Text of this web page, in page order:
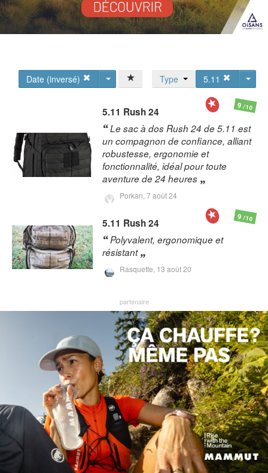
Date (inversé) 5.11
Type
5.11 Rush 24
Le sac à dos Rush 24 de 5.11 est
un compagnon de confiance, alliant
robustesse, ergonomie et
fonctionnalité, idéal pour toute
aventure de 24 heures
Porkan, 7 août 24
9/10
5.11 Rush 24
Polyvalent, ergonomique et
résistant
Rasquette, 13 août 20
9/10